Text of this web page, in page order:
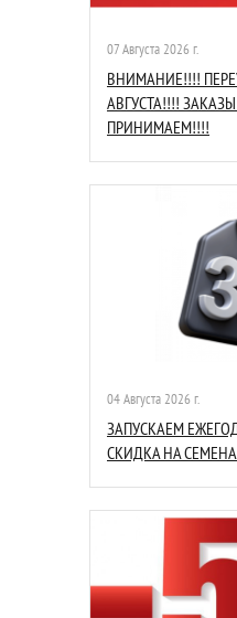
07 Августа 2026 г.
ВНИМАНИЕ!!!!
АВГУСТА!!!!
ПРИНИМАЕМ!!!!
04 Августа 2026 г.
ЗАПУСКАЕМ
СКИДКА НА СЕМЕНА